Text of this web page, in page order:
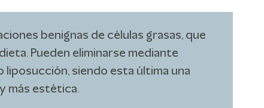
benignas de células grasas, que
Pueden eliminarse mediante
siendo esta última una
más estética.